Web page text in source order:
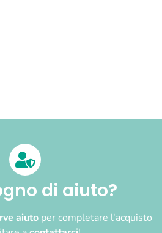
di aiuto?
aiuto per completare l'acquisto